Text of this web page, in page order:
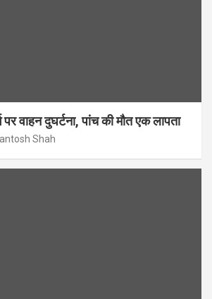
पर वाहन दुघर्टना, पांच की मौत एक लापता
Shah